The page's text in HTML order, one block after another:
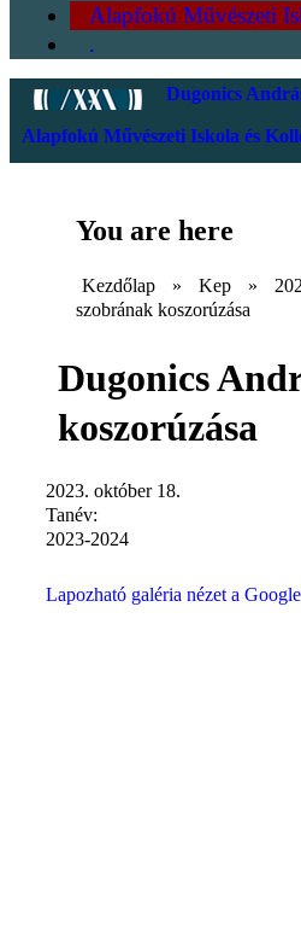
Alapfokú Művészeti
.
Dugonics
Alapfokú Művészeti Iskola és
You are here
Kezdőlap » Kep »
szobrának koszorúzása
Dugonics
koszorúzása
2023. október 18.
Tanév:
2023-2024
Lapozható galéria nézet a